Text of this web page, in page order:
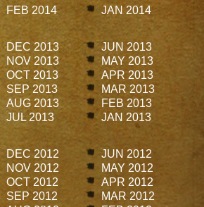
FEB 2014 JAN 2014
DEC 2013
NOV 2013
OCT 2013
SEP 2013
AUG 2013
JUL 2013
JUN 2013
MAY 2013
APR 2013
MAR 2013
FEB 2013
JAN 2013
DEC 2012
NOV 2012
OCT 2012
SEP 2012
JUN 2012
MAY 2012
APR 2012
MAR 2012